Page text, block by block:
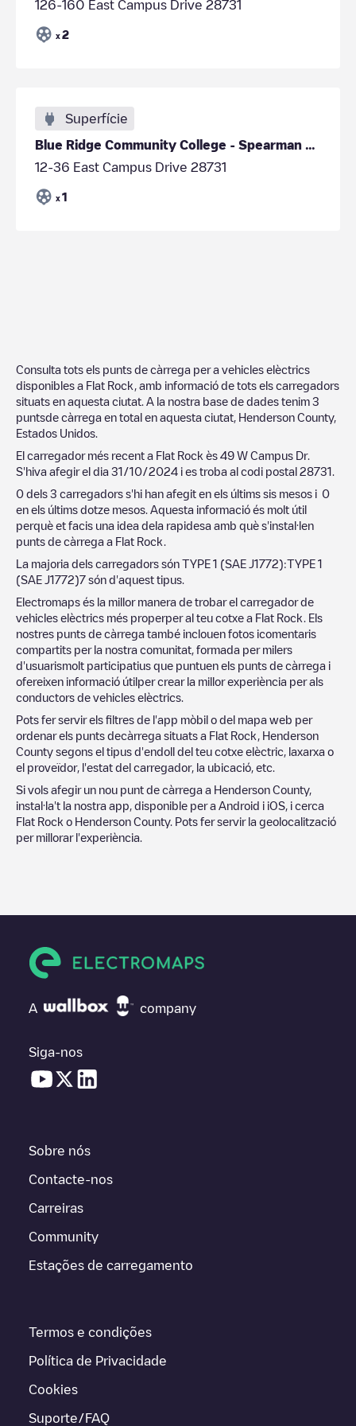
126-160 East Campus Drive 28731
x 2
Superfície
Blue Ridge Community College - Spearman Building
12-36 East Campus Drive 28731
x 1
Consulta tots els punts de càrrega per a vehicles elèctrics
disponibles a Flat Rock , amb informació de tots els carregadors
situats en aquesta ciutat. A la nostra base de dades tenim 3
puntsde càrrega en total en aquesta ciutat, Henderson County,
Estados Unidos
El carregador més recent a Flat Rock ès 49 W Campus Dr.
S'hiva afegir el dia 31/10/2024 i es troba al codi postal 28731
0 dels 3 carregadors s'hi han afegit en els últims sis mesos i 0
en els últims dotze mesos. Aquesta informació és molt útil
perquè et facis una idea dela rapidesa amb què s'instal·len
punts de càrrega a Flat Rock
La majoria dels carregadors són TYPE 1 (SAE J1772):TYPE 1
(SAE J1772)7 són d'aquest tipus.
Electromaps és la millor manera de trobar el carregador de
vehicles elèctrics més properper al teu cotxe a Flat Rock
. Els
nostres punts de càrrega també inclouen fotos icomentaris
compartits per la nostra comunitat, formada per milers
d'usuarismolt participatius que puntuen els punts de càrrega i
ofereixen informació útilper crear la millor experiència per als
conductors de vehicles elèctrics.
Pots fer servir els filtres de l'app mòbil o del mapa web per
ordenar els punts decàrrega situats a Flat Rock
Henderson
County segons el tipus d'endoll del teu cotxe elèctric, laxarxa o
el proveïdor, l'estat del carregador, la ubicació, etc.
Si vols afegir un nou punt de càrrega a Henderson County,
instal·la't la nostra app, disponible per a Android i iOS, i cerca
Flat Rock o Henderson County. Pots fer servir la geolocalització
per millorar l'experiència.
A company
Siga-nos
Sobre nós
Contacte-nos
Carreiras
Community
Estações de carregamento
Termos e condições
Política de Privacidade
Cookies
Suporte/FAQ